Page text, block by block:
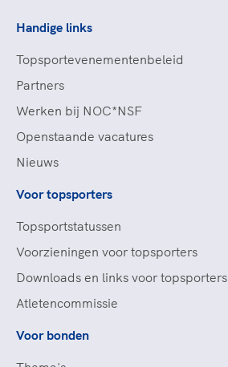
Handige links
Topsportevenementenbeleid
Partners
Werken bij NOC*NSF
Openstaande vacatures
Nieuws
Voor topsporters
Topsportstatussen
Voorzieningen voor topsporters
Downloads en links voor topsporters
Atletencommissie
Voor bonden